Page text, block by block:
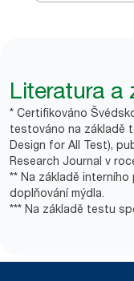
Literatura a
* Certifikováno
testováno na základě
Design for All Test),
Research Journal v
** Na základě
doplňování mýdla.
*** Na základě testu